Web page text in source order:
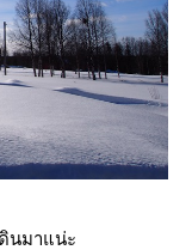
นมาแน่ะ